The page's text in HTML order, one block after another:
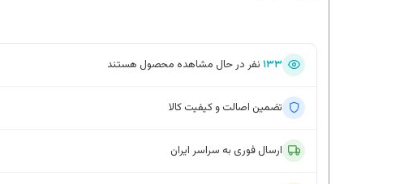
۱۳۳ نفر در حال مشاهده محصول هستند
تضمین اصالت و کیفیت کالا
ارسال فوری به سراسر ایران